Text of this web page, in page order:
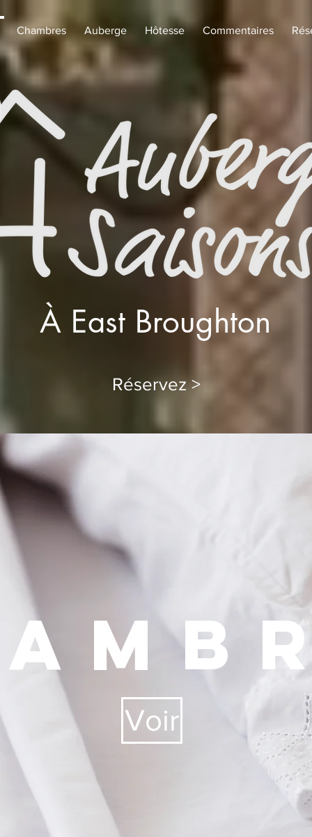
Chambres Auberge Hôtesse Commentaires
À East Broughton
Réservez >
Voir